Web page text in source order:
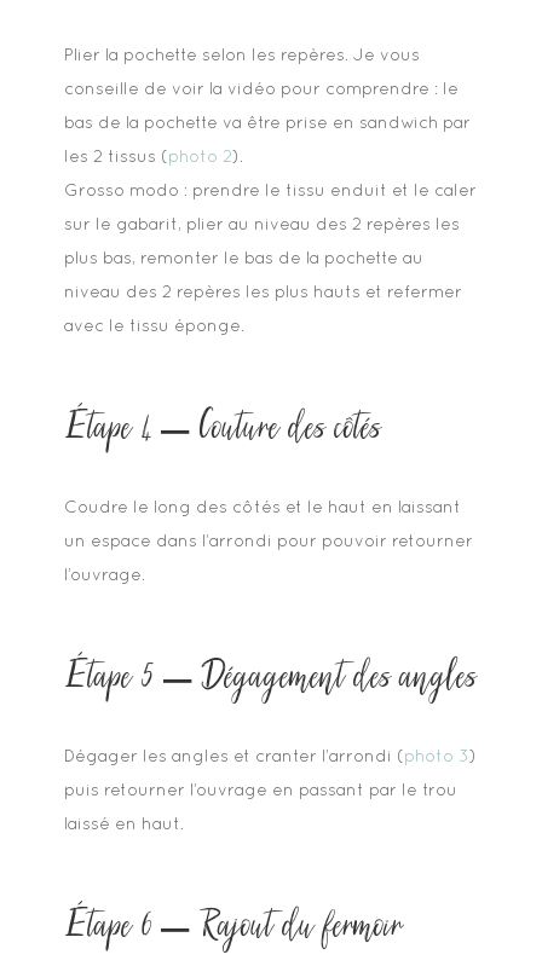
Plier la pochette selon les repères. Je vous
conseille de voir la vidéo pour comprendre : le
bas de la pochette va être prise en sandwich par
les 2 tissus ( photo 2 ).
Grosso modo : prendre le tissu enduit et le caler
sur le gabarit, plier au niveau des 2 repères les
plus bas, remonter le bas de la pochette au
niveau des 2 repères les plus hauts et refermer
avec le tissu éponge.
Étape 4 – Couture des côtés
Coudre le long des côtés et le haut en laissant
un espace dans l’arrondi pour pouvoir retourner
l’ouvrage.
Étape 5 – Dégagement des angles
Dégager les angles et cranter l’arrondi ( photo 3 )
puis retourner l’ouvrage en passant par le trou
laissé en haut.
Étape 6 – Rajout du fermoir